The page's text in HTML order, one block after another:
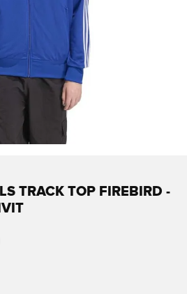
TRACK TOP FIREBIRD -